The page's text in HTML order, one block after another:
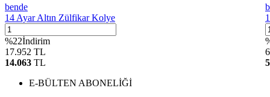
bende
14 Ayar Altın Zülfikar Kolye
%22İndirim
17.952 TL
14.063 TL
E-BÜLTEN ABONELİĞİ